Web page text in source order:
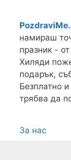
намираш
празник -
Хиляди
подарък,
Безплатно
трябва да
За нас